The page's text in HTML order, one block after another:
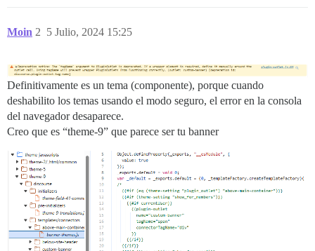
Moin 5 Julio, 2024 15:25
2
Definitivamente es un tema (componente), porque cuando
deshabilito los temas usando el modo seguro, el error en la consola
del navegador desaparece.
Creo que es “theme-9” que parece ser tu banner